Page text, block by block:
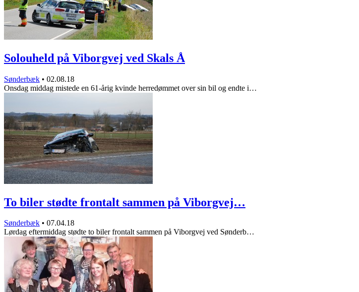
Solouheld på Viborgvej ved Skals Å
Sønderbæk • 02.08.18
Onsdag middag mistede en 61-årig kvinde herredømmet over sin bil og endte i…
To biler stødte frontalt sammen på Viborgvej…
Sønderbæk • 07.04.18
Lørdag eftermiddag stødte to biler frontalt sammen på Viborgvej ved Sønderb…